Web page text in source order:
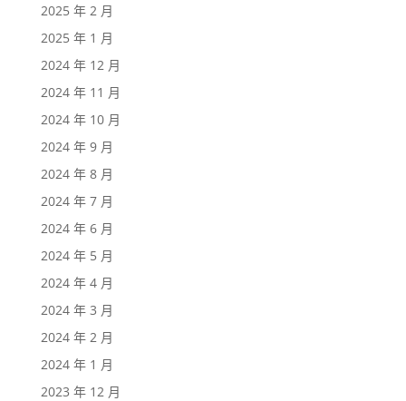
2025 年 2 月
2025 年 1 月
2024 年 12 月
2024 年 11 月
2024 年 10 月
2024 年 9 月
2024 年 8 月
2024 年 7 月
2024 年 6 月
2024 年 5 月
2024 年 4 月
2024 年 3 月
2024 年 2 月
2024 年 1 月
2023 年 12 月